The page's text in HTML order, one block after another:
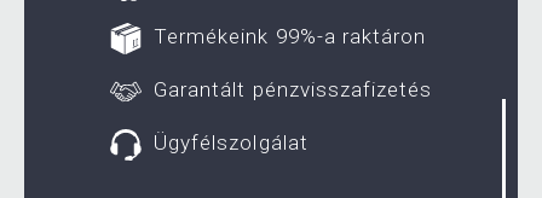
Termékeink 99%-a raktáron
Garantált pénzvisszafizetés
Ügyfélszolgálat